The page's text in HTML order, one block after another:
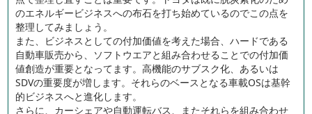
のエネルギービジネスへの布石を打ち始めているのでこの点を
整理してみましょう。
また、ビジネスとしての付加価値を考えた場合、ハードである
自動車販売から、ソフトウエアと組み合わせることでの付加価
値創造が重要となってます。高機能のサブスク化、あるいは
SDVの重要度が増します。それらのベースとなる車載OSは基幹
的ビジネスへと進化します。
さらに、カーシェアや自動運転バス、またそれらを組み合わせ